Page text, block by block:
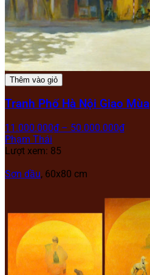
Thêm vào giỏ
Tranh Phố Hà Nội Giao Mùa
11.000.000₫ – 50.000.000₫
Phạm Thái
Lượt xem: 85
Sơn dầu, 60x80 cm